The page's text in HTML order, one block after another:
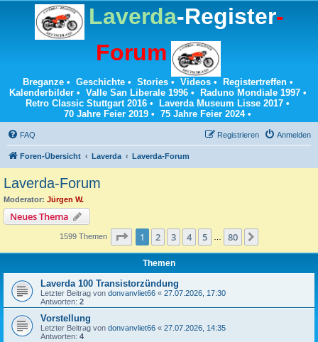
Laverda-Register-
Forum
Breganze• Geschichte• Stories• Videos• Registertreffen•
Kalenderbilder• Valle San Liberale 1996• Raduno Mondiale 1997•
Retro Classic Stuttgart 2016 • Laverda Museum Lisse 2017 •
70 Jahre Feier 2019 • 75 Jahre Feier 2024•
FAQ Anmelden
Registrieren
Foren-Übersicht Laverda Laverda-Forum
Laverda-Forum
Moderator: Jürgen W.
Neues Thema
1599 Themen Seite 1von 80
1 2 3 4 5 80
Themen
Laverda 100 Transistorzündung
Letzter Beitrag von donvanvliet66 « 27.07.2026, 17:30
Antworten: 2
Vorstellung
Letzter Beitrag von donvanvliet66 « 27.07.2026, 14:35
Antworten: 4